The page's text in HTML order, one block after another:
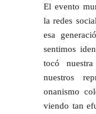
El evento
la redes
esa
sentimos
tocó
nuestros
onanismo
viendo tan